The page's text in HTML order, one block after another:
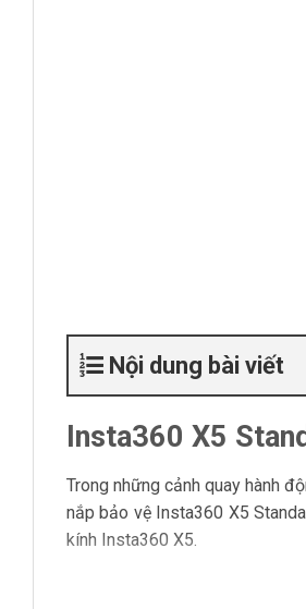
Nội dung bài viết
Insta360 X5
Trong những cảnh quay hành
nắp bảo vệ Insta360 X5
kính Insta360 X5.